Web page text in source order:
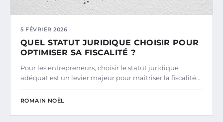
5 FÉVRIER 2026
QUEL STATUT JURIDIQUE CHOISIR POUR
OPTIMISER SA FISCALITÉ ?
Pour les entrepreneurs, choisir le statut juridique
adéquat est un levier majeur pour maîtriser la fiscalité…
ROMAIN NOËL